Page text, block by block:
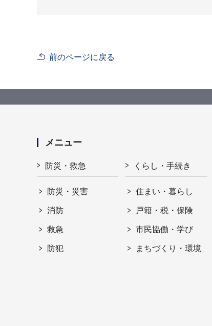
前のページに戻る
メニュー
防災・救急
防災・災害
消防
救急
防犯
くらし・手続き
住まい・暮らし
戸籍・税・保険
市民協働・学び
まちづくり・環境